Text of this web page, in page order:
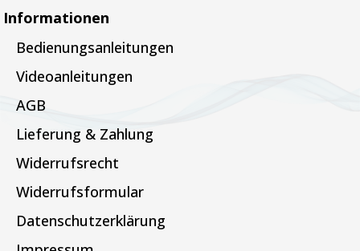
Informationen
Bedienungsanleitungen
Videoanleitungen
AGB
Lieferung & Zahlung
Widerrufsrecht
Widerrufsformular
Datenschutzerklärung